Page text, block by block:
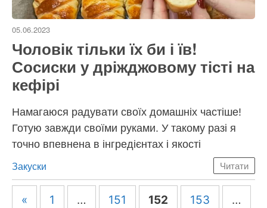
05.06.2023
Чоловік тільки їх би і їв!
Сосиски у дріжджовому тісті на
кефірі
Намагаюся радувати своїх домашніх частіше!
Готую завжди своїми руками. У такому разі я
точно впевнена в інгредієнтах і якості
Категорії
Закуски Читати
Навігація
« 1 … 151 152 153 …